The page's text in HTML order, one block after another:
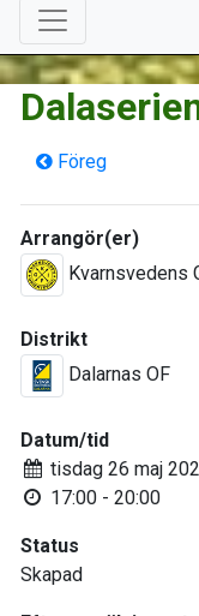
Föreg
Arrangör(er)
Kvarnsvedens
Distrikt
Dalarnas OF
Datum/tid
tisdag 26 maj
17:00 - 20:00
Status
Skapad